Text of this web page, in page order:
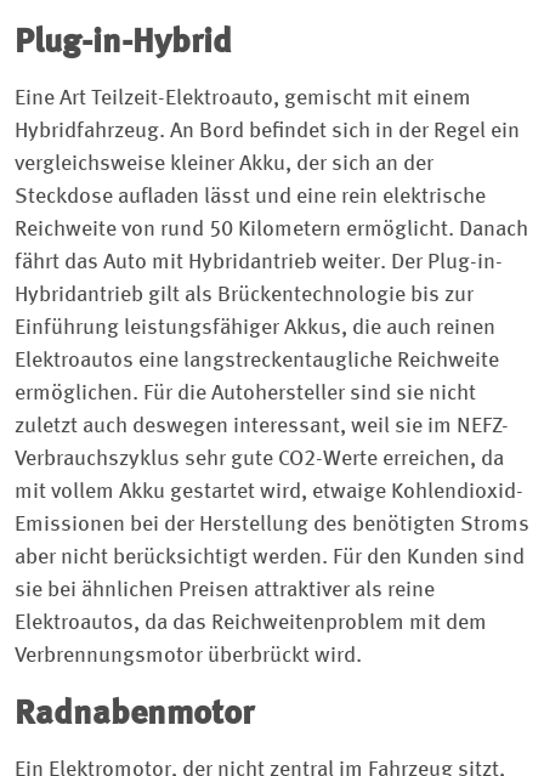
Plug-in-Hybrid
Eine Art Teilzeit-Elektroauto, gemischt mit einem
Hybridfahrzeug. An Bord befindet sich in der Regel ein
vergleichsweise kleiner Akku, der sich an der
Steckdose aufladen lässt und eine rein elektrische
Reichweite von rund 50 Kilometern ermöglicht. Danach
fährt das Auto mit Hybridantrieb weiter. Der Plug-in-
Hybridantrieb gilt als Brückentechnologie bis zur
Einführung leistungsfähiger Akkus, die auch reinen
Elektroautos eine langstreckentaugliche Reichweite
ermöglichen. Für die Autohersteller sind sie nicht
zuletzt auch deswegen interessant, weil sie im NEFZ-
Verbrauchszyklus sehr gute CO2-Werte erreichen, da
mit vollem Akku gestartet wird, etwaige Kohlendioxid-
Emissionen bei der Herstellung des benötigten Stroms
aber nicht berücksichtigt werden. Für den Kunden sind
sie bei ähnlichen Preisen attraktiver als reine
Elektroautos, da das Reichweitenproblem mit dem
Verbrennungsmotor überbrückt wird.
Radnabenmotor
Ein Elektromotor, der nicht zentral im Fahrzeug sitzt,